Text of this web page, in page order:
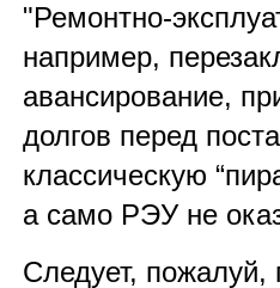
"Ремонтно-
например,
авансирование,
долгов перед
классическую
а само РЭУ не
Следует, пожалуй,